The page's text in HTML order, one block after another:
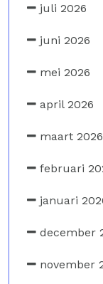
juli 2026
juni 2026
mei 2026
april 2026
maart 2026
februari
januari
december
november